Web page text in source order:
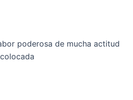
poderosa de mucha actitud